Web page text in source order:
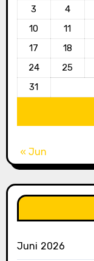
3
4
10
11
17
18
24
25
31
« Jun
Juni 2026